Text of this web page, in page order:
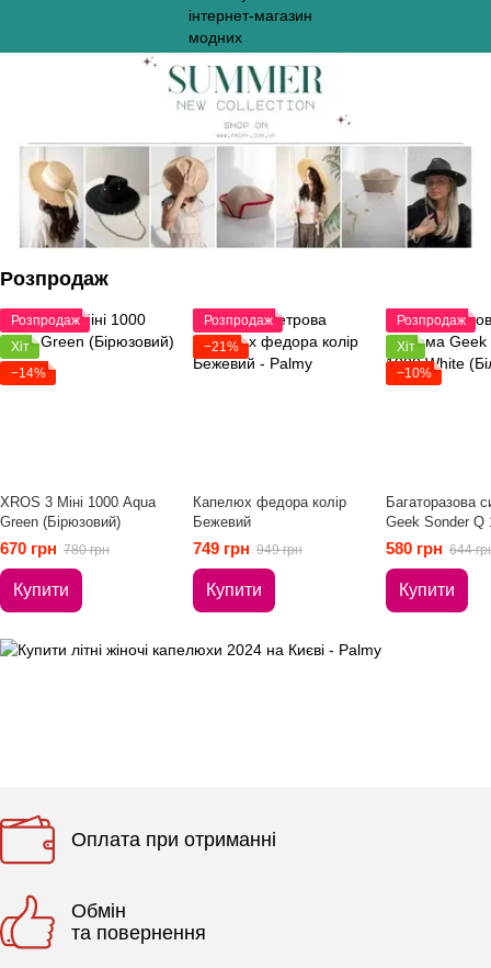
Розпродаж
Розпродаж
Хіт
−14%
ХRОS 3 Міні 1000 Aqua
Green (Бірюзовий)
670 грн 780 грн
Купити
Розпродаж
−21%
Капелюх федора колір
Бежевий
749 грн 949 грн
Купити
Розпродаж
Хіт
−10%
Багаторазова
Geek Sonder Q
(Білий)
580 грн 644
Купити
Оплата при отриманні
Обмін
та повернення